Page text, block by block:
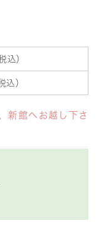
込）
込）
新館へお越し下さ